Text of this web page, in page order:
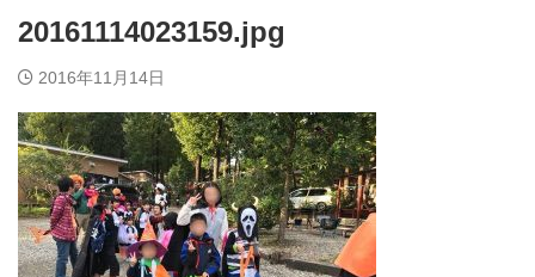
20161114023159.jpg
2016年11月14日